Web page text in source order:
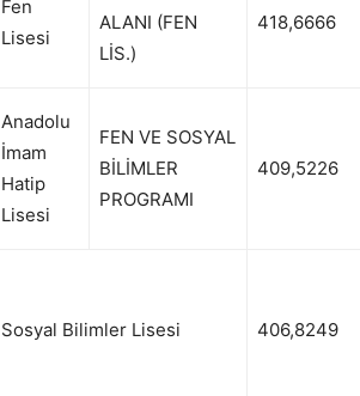
Fen
Lisesi
ALANI (FEN
LİS.)
418,6666
Anadolu
İmam
Hatip
Lisesi
FEN VE SOSYAL
BİLİMLER
PROGRAMI
409,5226
Sosyal Bilimler Lisesi 406,8249